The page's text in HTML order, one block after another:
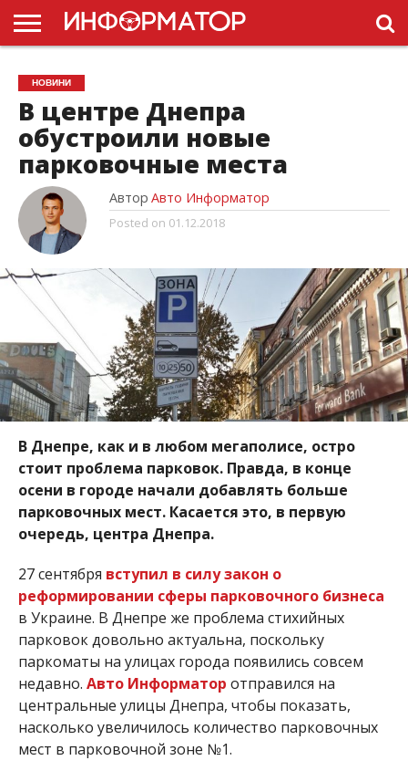
ГОЛОВНА
НОВИНИ
ПДР
УКРАЇНИ
РЕКЛАМА
ПРОЕКТЫ
НОВИНИ
В центре Днепра
обустроили новые
парковочные места
Автор Авто Информатор
Posted on 01.12.2018
В Днепре, как и в любом мегаполисе, остро
стоит проблема парковок. Правда, в конце
осени в городе начали добавлять больше
парковочных мест. Касается это, в первую
очередь, центра Днепра.
27 сентября вступил в силу закон о
реформировании сферы парковочного бизнеса
в Украине. В Днепре же проблема стихийных
парковок довольно актуальна, поскольку
паркоматы на улицах города появились совсем
недавно. Авто Информатор отправился на
центральные улицы Днепра, чтобы показать,
насколько увеличилось количество парковочных
мест в парковочной зоне №1.